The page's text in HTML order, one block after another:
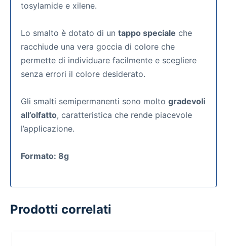
tosylamide e xilene.
Lo smalto è dotato di un tappo speciale che
racchiude una vera goccia di colore che
permette di individuare facilmente e scegliere
senza errori il colore desiderato.
Gli smalti semipermanenti sono molto gradevoli
all’olfatto, caratteristica che rende piacevole
l’applicazione.
Formato: 8g
Prodotti correlati